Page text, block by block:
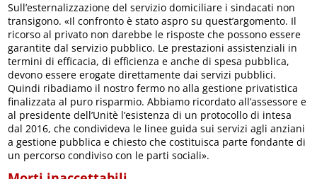
Sull’esternalizzazione del servizio domiciliare i sindacati non
transigono. «Il confronto è stato aspro su quest’argomento. Il
ricorso al privato non darebbe le risposte che possono essere
garantite dal servizio pubblico. Le prestazioni assistenziali in
termini di efficacia, di efficienza e anche di spesa pubblica,
devono essere erogate direttamente dai servizi pubblici.
Quindi ribadiamo il nostro fermo no alla gestione privatistica
finalizzata al puro risparmio. Abbiamo ricordato all’assessore e
al presidente dell’Unitè l’esistenza di un protocollo di intesa
dal 2016, che condivideva le linee guida sui servizi agli anziani
a gestione pubblica e chiesto che costituisca parte fondante di
un percorso condiviso con le parti sociali».